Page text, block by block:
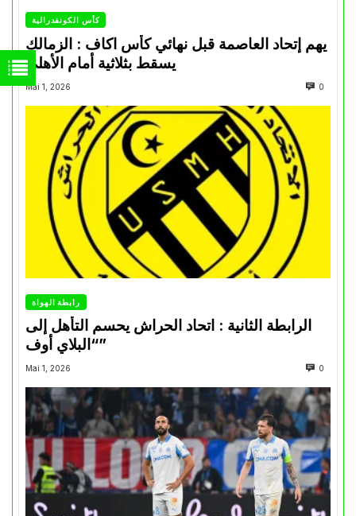
كأس الكونفدرالية
يهم إتحاد العاصمة قبل نهائي كأس اكاف : الزمالك
Mai 1, 2026 0
رابطة الهواة
الرابطة الثانية : اتحاد الحراش يحسم التأهل إلى
“البلاي أوف”
Mai 1, 2026 0